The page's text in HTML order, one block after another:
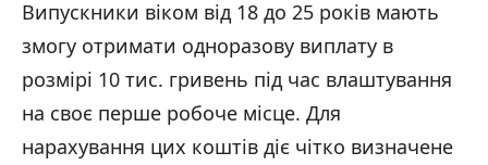
Випускники віком від 18 до 25 років мають
змогу отримати одноразову виплату в
розмірі 10 тис. гривень під час влаштування
на своє перше робоче місце. Для
нарахування цих коштів діє чітко визначене